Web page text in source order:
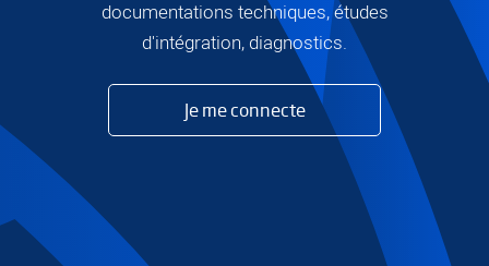
documentations techniques, études
d'intégration, diagnostics.
Je me connecte